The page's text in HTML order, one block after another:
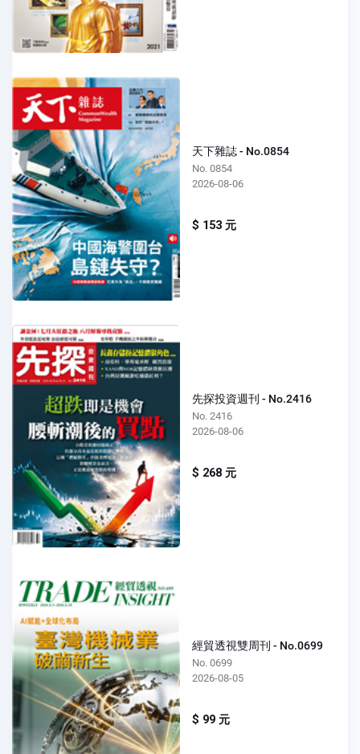
天下雜誌 - No.0854
No. 0854
2026-08-06
$ 153 元
先探投資週刊 - No.2416
No. 2416
2026-08-06
$ 268 元
經貿透視雙周刊 - No.0699
No. 0699
2026-08-05
$ 99 元